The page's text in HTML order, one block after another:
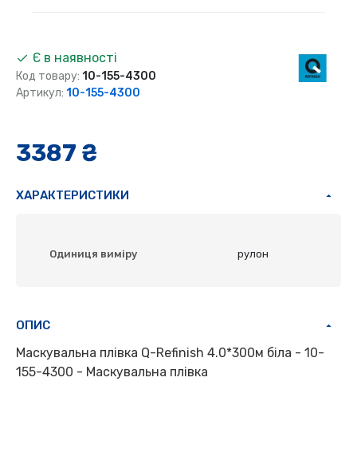
3387 ₴
Є в наявності
Код товару: 10-155-4300
Артикул: 10-155-4300
ХАРАКТЕРИСТИКИ
Одиниця виміру рулон
ОПИС
Маскувальна плівка Q-Refinish 4.0*300м біла - 10-
155-4300 - Маскувальна плівка